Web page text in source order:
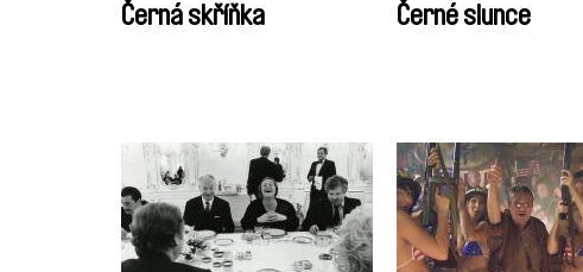
Černá skříňka Černé slunce